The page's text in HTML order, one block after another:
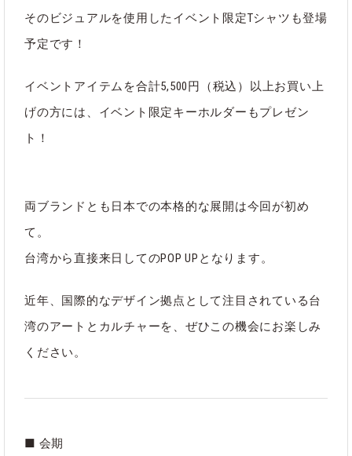
そのビジュアルを使用したイベント限定Tシャツも登場
予定です！
イベントアイテムを合計5,500円（税込）以上お買い上
げの方には、イベント限定キーホルダーもプレゼン
ト！
両ブランドとも日本での本格的な展開は今回が初め
て。
台湾から直接来日してのPOP UPとなります。
近年、国際的なデザイン拠点として注目されている台
湾のアートとカルチャーを、ぜひこの機会にお楽しみ
ください。
■ 会期